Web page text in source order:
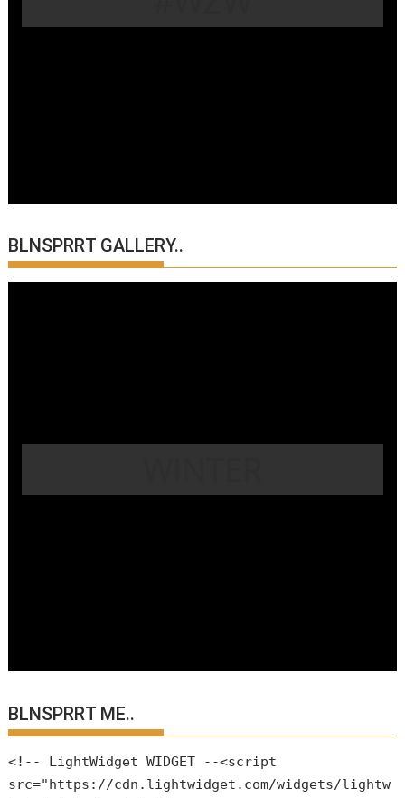
BLNSPRRT GALLERY..
BLNSPRRT ME..
<!-- LightWidget WIDGET --<script
src="https://cdn.lightwidget.com/widgets/lightw